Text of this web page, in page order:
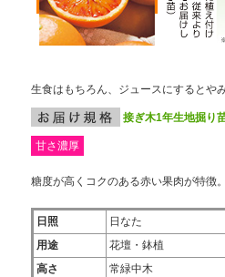
生食はもちろん、ジュースにするとや
接ぎ木1年生地掘り
甘さ濃厚
糖度が高くコクのある赤い果肉が特徴
日照
日なた
用途
花壇・鉢植
高さ
常緑中木